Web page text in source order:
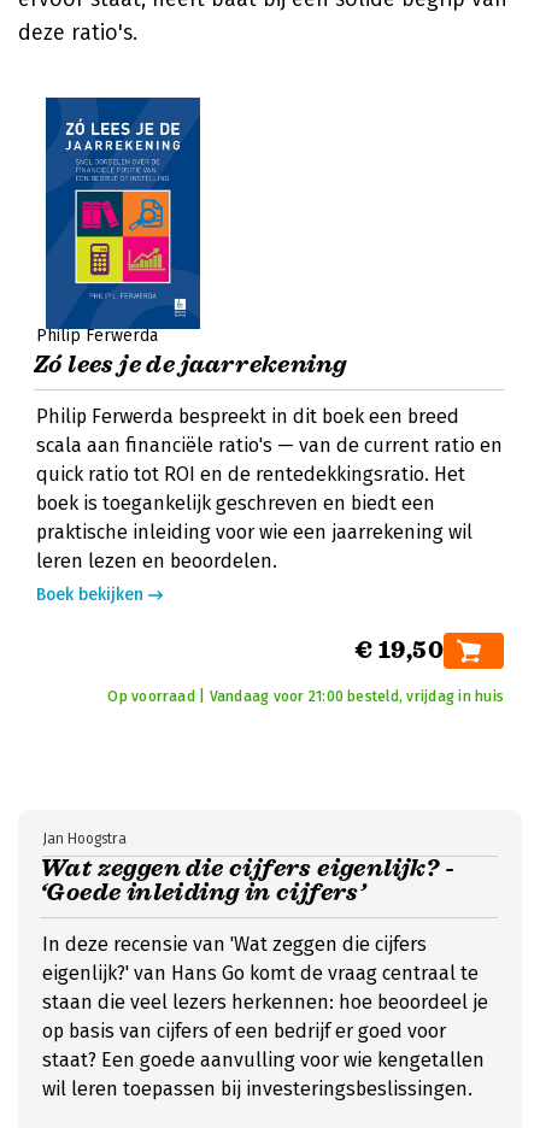
deze ratio's.
Philip Ferwerda
Zó lees je de jaarrekening
Philip Ferwerda bespreekt in dit boek een breed
scala aan financiële ratio's — van de current ratio en
quick ratio tot ROI en de rentedekkingsratio. Het
boek is toegankelijk geschreven en biedt een
praktische inleiding voor wie een jaarrekening wil
leren lezen en beoordelen.
Boek bekijken
€ 19,50
Op voorraad | Vandaag voor 21:00 besteld, vrijdag in huis
Wat zeggen die cijfers eigenlijk? -
‘Goede inleiding in cijfers’
Jan Hoogstra
In deze recensie van 'Wat zeggen die cijfers
eigenlijk?' van Hans Go komt de vraag centraal te
staan die veel lezers herkennen: hoe beoordeel je
op basis van cijfers of een bedrijf er goed voor
staat? Een goede aanvulling voor wie kengetallen
wil leren toepassen bij investeringsbeslissingen.